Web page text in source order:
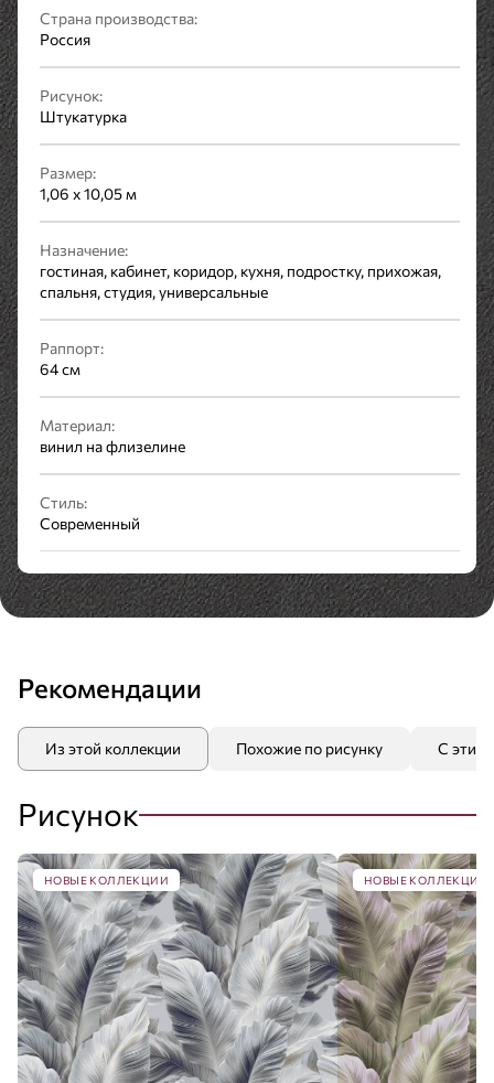
Страна производства:
Россия
Рисунок:
Штукатурка
Размер:
1,06 x 10,05 м
Назначение:
гостиная, кабинет, коридор, кухня, подростку, прихожая,
спальня, студия, универсальные
Раппорт:
64 см
Материал:
винил на флизелине
Стиль:
Современный
Рекомендации
Из этой коллекции Похожие по рисунку С этим
Рисунок
НОВЫЕ КОЛЛЕКЦИИ НОВЫЕ КОЛЛЕКЦИИ